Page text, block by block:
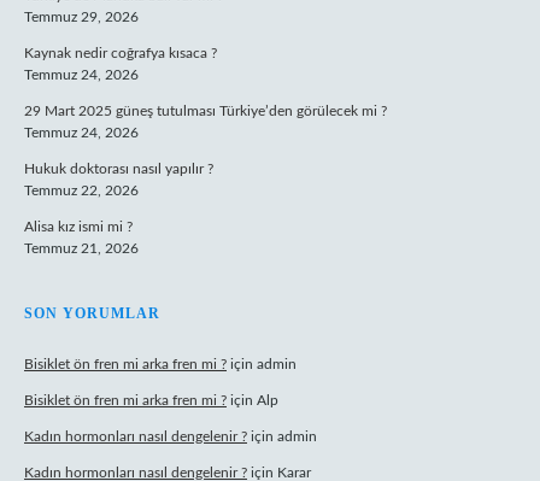
Temmuz 29, 2026
Kaynak nedir coğrafya kısaca ?
Temmuz 24, 2026
29 Mart 2025 güneş tutulması Türkiye’den görülecek mi ?
Temmuz 24, 2026
Hukuk doktorası nasıl yapılır ?
Temmuz 22, 2026
Alisa kız ismi mi ?
Temmuz 21, 2026
SON YORUMLAR
Bisiklet ön fren mi arka fren mi ? için admin
Bisiklet ön fren mi arka fren mi ? için Alp
Kadın hormonları nasıl dengelenir ? için admin
Kadın hormonları nasıl dengelenir ? için Karar